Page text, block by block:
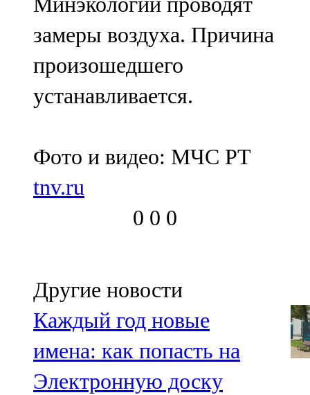
замеры воздуха. Причина
произошедшего
устанавливается.
Фото и видео: МЧС РТ
tnv.ru
0 0 0
Другие новости
Каждый год новые
имена: как попасть на
Электронную доску